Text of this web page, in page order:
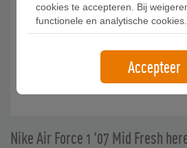
Nike Air Force 1 '07 Mid Fresh
cookies te accepteren. Bij
functionele en analytische cookies.
Accepteer